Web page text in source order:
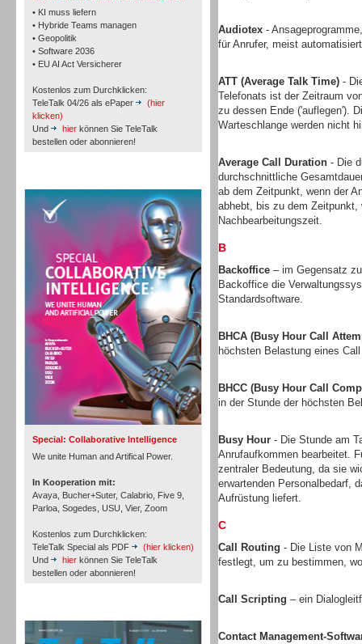
• KI muss liefern
• Hybride Teams managen
• Geopolitik
• Software 2036
• EU AI Act Versicherer
Kostenlos zum Durchklicken:
TeleTalk 04/26 als ePaper
(hier
klicken)
Und
hier können Sie TeleTalk
bestellen oder abonnieren!
Special: Collaborative Intelligence
We unite Human and Artifical Power.
In Kooperation mit:
Avaya, Bucher+Suter, Calabrio, Five 9,
Parloa, Sogedes, USU, Vier, Zoom
Kostenlos zum Durchklicken:
TeleTalk Special als PDF
(hier klicken)
Und
hier können Sie TeleTalk
bestellen oder abonnieren!
Workforce-Management
Personal
Inbound
Audiotex -
für Anrufer, meist
ATT (Average Talk Time) -
Telefonats ist der Zeitraum
zu dessen Ende ('auflegen').
Warteschlange werden nicht
Average Call Duration - Die
durchschnittliche
ab dem Zeitpunkt, wenn der
abhebt, bis zu dem Zeitpunkt,
Nachbearbeitungszeit.
B
Backoffice – im Gegensatz
Backoffice die
Standardsoftware.
BHCA (Busy Hour Call
höchsten Belastung eines
BHCC (Busy Hour Call
in der Stunde der höchsten
Busy Hour - Die Stunde am
Anrufaufkommen bearbeitet.
zentraler Bedeutung, da sie
erwartenden Personalbedarf,
Aufrüstung liefert.
C
Call Routing - Die Liste von
festlegt, um zu bestimmen,
Call Scripting – ein
Contact Management-